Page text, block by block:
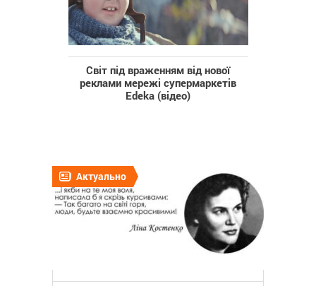
Світ під враженням від нової
реклами мережі супермаркетів
Edeka (відео)
Актуально